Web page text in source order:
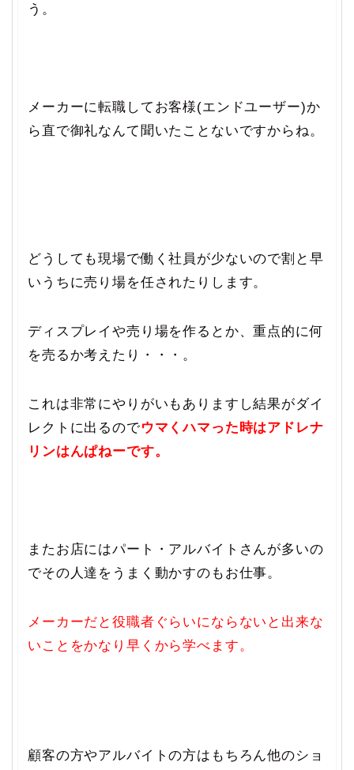
う。
メーカーに転職してお客様(エンドユーザー)か
ら直で御礼なんて聞いたことないですからね。
どうしても現場で働く社員が少ないので割と早
いうちに売り場を任されたりします。
ディスプレイや売り場を作るとか、重点的に何
を売るか考えたり・・・。
これは非常にやりがいもありますし結果がダイ
レクトに出るのでウマくハマった時はアドレナ
リンはんぱねーです。
またお店にはパート・アルバイトさんが多いの
でその人達をうまく動かすのもお仕事。
メーカーだと役職者ぐらいにならないと出来な
いことをかなり早くから学べます。
顧客の方やアルバイトの方はもちろん他のショ